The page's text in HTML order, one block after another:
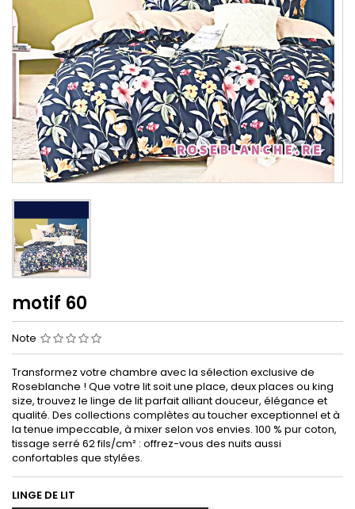
motif 60
Note
Transformez votre chambre avec la sélection exclusive de
Roseblanche ! Que votre lit soit une place, deux places ou king
size, trouvez le linge de lit parfait alliant douceur, élégance et
qualité. Des collections complètes au toucher exceptionnel et à
la tenue impeccable, à mixer selon vos envies. 100 % pur coton,
tissage serré 62 fils/cm² : offrez-vous des nuits aussi
confortables que stylées.
LINGE DE LIT